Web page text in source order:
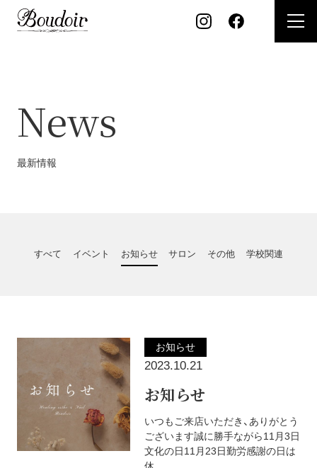
開
く
News
最新情報
すべて イベント お知らせ サロン その他 学校関連
お知らせ
2023.10.21
お知らせ
いつもご来店いただき、ありがとう
ございます誠に勝手ながら11月3日
文化の日11月23日勤労感謝の日は